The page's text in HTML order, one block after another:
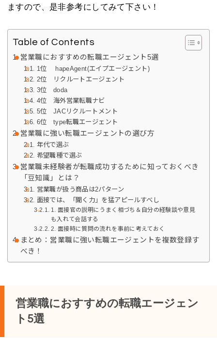
ますので、是非参考にしてみて下さい！
Table of Contents
営業職におすすめの転職エージェント5選
1位 hapeAgent(エイプエージェント)
2位 リクルートエージェント
3位 doda
4位 海外営業転職ナビ
5位 JACリクルートメント
6位 type転職エージェント
営業職に強い転職エージェントの選び方
年代で選ぶ
希望職種で選ぶ
営業職未経験者が転職成功するために知っておくべき
「豆知識」とは？
営業職が扱う商品は2パターン
面接では、「聞く力」を猛アピールすべし
1. 面接官の説明にうまく相づち＆自分の経験談や意見
も入れて会話する
2. 面接時に質問の流れを事前に考えておく
まとめ：営業職に強い転職エージェントを複数登録す
べき！
営業職におすすめの転職エージェン
ト5選